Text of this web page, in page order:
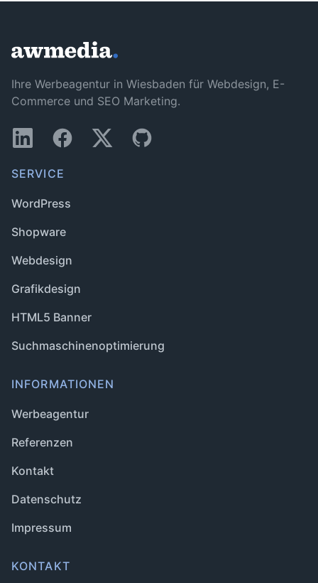
Ihre Werbeagentur in Wiesbaden für Webdesign, E-
Commerce und SEO Marketing.
SERVICE
WordPress
Shopware
Webdesign
Grafikdesign
HTML5 Banner
Suchmaschinenoptimierung
INFORMATIONEN
Werbeagentur
Referenzen
Kontakt
Datenschutz
Impressum
KONTAKT